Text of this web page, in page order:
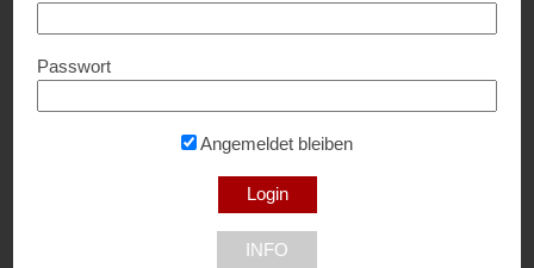
0,20 ct/kWh Rabatt...
Passwort
Angemeldet bleiben
INFO